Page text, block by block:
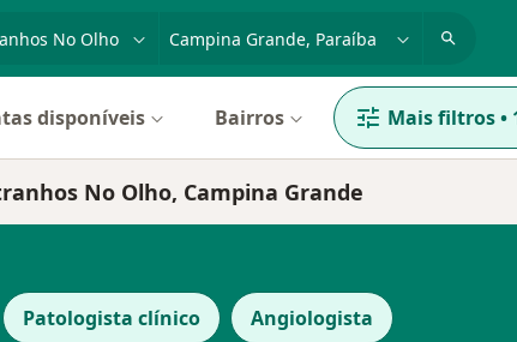
disponíveis Bairros Mais filtros•
No Olho, Campina Grande
Patologista clínico Angiologista